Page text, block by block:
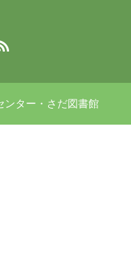
ンター・さだ図書館